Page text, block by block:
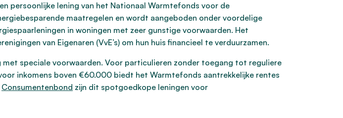
persoonlijke lening van het Nationaal Warmtefonds voor de
maatregelen en wordt aangeboden onder voordelige
in woningen met zeer gunstige voorwaarden. Het
van Eigenaren (VvE’s) om hun huis financieel te verduurzamen.
speciale voorwaarden. Voor particulieren zonder toegang tot reguliere
inkomens boven €60.000 biedt het Warmtefonds aantrekkelijke rentes
Consumentenbond zijn dit spotgoedkope leningen voor